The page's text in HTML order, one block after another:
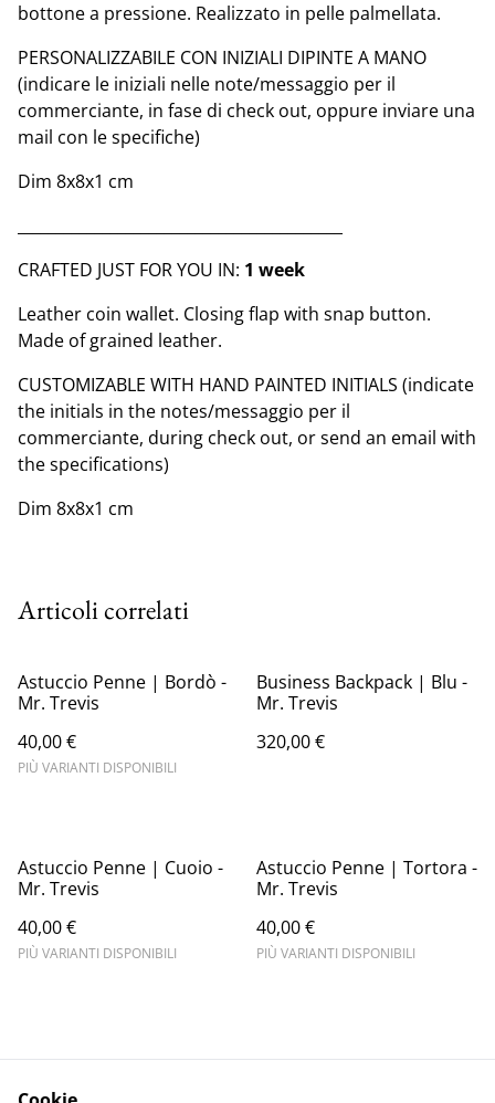
bottone a pressione. Realizzato in pelle palmellata.
PERSONALIZZABILE CON INIZIALI DIPINTE A MANO
(indicare le iniziali nelle note/messaggio per il
commerciante, in fase di check out, oppure inviare una
mail con le specifiche)
Dim 8x8x1 cm
CRAFTED JUST FOR YOU IN: 1 week
Leather coin wallet. Closing flap with snap button.
Made of grained leather.
CUSTOMIZABLE WITH HAND PAINTED INITIALS (indicate
the initials in the notes/messaggio per il
commerciante, during check out, or send an email with
the specifications)
Dim 8x8x1 cm
Articoli correlati
Astuccio Penne | Bordò -
Mr. Trevis
40,00 €
PIÙ VARIANTI DISPONIBILI
Business Backpack | Blu -
Mr. Trevis
320,00 €
Astuccio Penne | Cuoio -
Mr. Trevis
40,00 €
PIÙ VARIANTI DISPONIBILI
Astuccio Penne | Tortora -
Mr. Trevis
40,00 €
PIÙ VARIANTI DISPONIBILI